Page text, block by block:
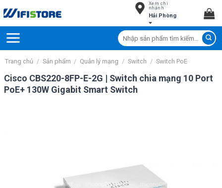
to
Xem chi
nhánh
Hải Phòng
Tìm
kiếm:
Trang chủ / Sản phẩm / Quản lý mạng / Switch / Switch PoE
Cisco CBS220-8FP-E-2G | Switch chia mạng 10 Port
PoE+ 130W Gigabit Smart Switch